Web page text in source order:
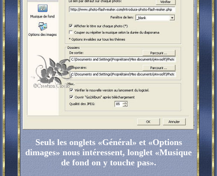
Seuls les onglets «Général» et «Options
dimages» nous intéressent, longlet «Musique
de fond on y touche pas».